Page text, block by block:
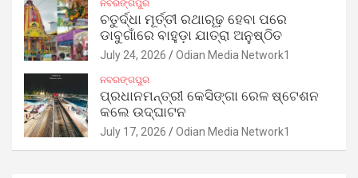
ନବରଙ୍ଗପୁର
ଚତୁର୍ଦ୍ଧା ମୂର୍ତ୍ତୀ ରଥାରୂଢ଼ ହେବା ପରେ
ଡାବୁଗାଁରେ ବାହୁଡ଼ା ଯାତ୍ରା ଅନୁଷ୍ଠିତ
July 24, 2026 Odian Media Network1
ନବରଙ୍ଗପୁର
ପ୍ରଧାନମନ୍ତ୍ରୀ କେସିଙ୍ଗା ରେଳ ଷ୍ଟେଶନ
କଲେ ଉଦ୍‌ଘାଟନ
July 17, 2026 Odian Media Network1